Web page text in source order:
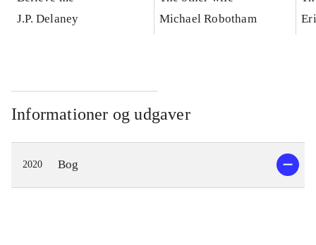
J.P. Delaney
Michael Robotham
Informationer og udgaver
2020 Bog